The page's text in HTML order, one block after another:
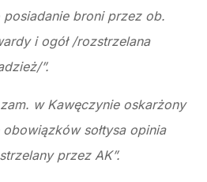
broni przez ob.
i ogół /rozstrzelana
”.
w Kawęczynie oskarżony
sołtysa opinia
przez AK”.